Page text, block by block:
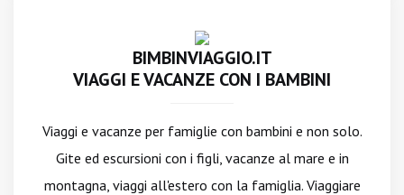
BIMBINVIAGGIO.IT
VIAGGI E VACANZE CON I BAMBINI
Viaggi e vacanze per famiglie con bambini e non solo.
Gite ed escursioni con i figli, vacanze al mare e in
montagna, viaggi all'estero con la famiglia. Viaggiare